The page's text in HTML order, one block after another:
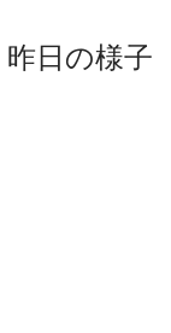
昨日の様子